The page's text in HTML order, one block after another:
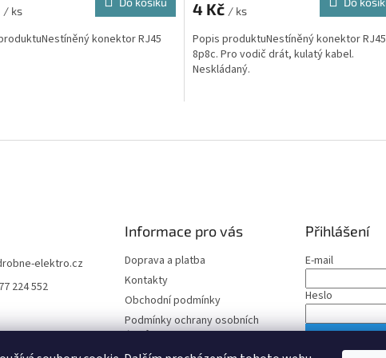
/ ks
konektor RJ45
4 Kč / ks
Popis produktuNestíněný konektor RJ45
8p8c. Pro vodič drát, kulatý kabel.
Neskládaný.
v
v
ý
p
elektro.cz
224 552
Informace pro vás
Doprava a platba
Kontakty
Obchodní podmínky
Podmínky ochrany osobních
údajů
Přihlášení
E-mail
Heslo